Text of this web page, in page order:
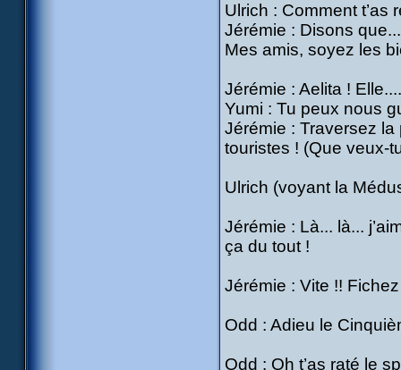
Ulrich : Comment t’as
Jérémie : Disons que...
Mes amis, soyez les
Jérémie : Aelita !
Yumi : Tu peux nous
Jérémie : Traversez la
touristes ! (Que veux-
Ulrich (voyant la
Jérémie : Là... là...
ça du tout !
Jérémie : Vite !!
Odd : Adieu le
Odd : Oh t’as raté le